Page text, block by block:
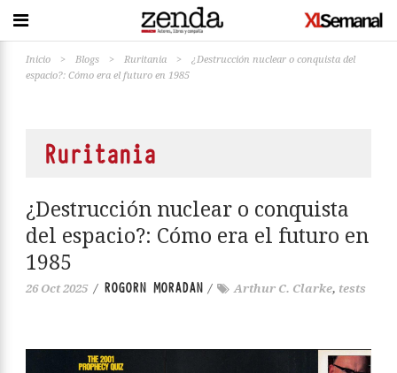
Inicio > Blogs > Ruritania >
¿Destrucción nuclear o conquista del
espacio?: Cómo era el futuro en 1985
Ruritania
¿Destrucción nuclear o conquista
del espacio?: Cómo era el futuro en
1985
26 Oct 2025 / ROGORN MORADAN / Arthur C. Clarke, tests